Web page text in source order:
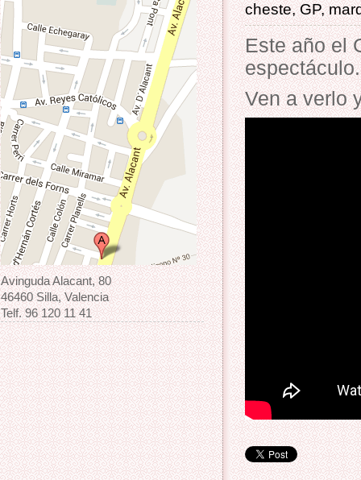
cheste,GP,
Este año el
espectáculo.
Ven a verlo
Avinguda Alacant, 80
46460 Silla, Valencia
Telf. 96 120 11 41